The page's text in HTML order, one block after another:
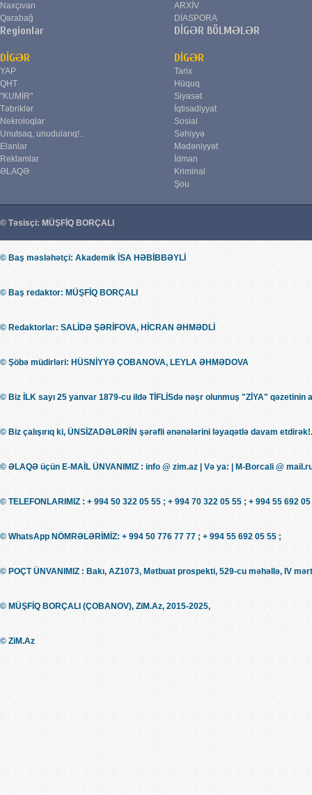
Naxçıvan
Qarabağ
Regionlar
ARXİV
DİASPORA
DİGƏR BÖLMƏLƏR
DİGƏR
YAP
QHT
"KUMİR"
Təbriklər
Nekroloqlar
Unutsaq, unudularıq!..
Elanlar
Reklamlar
ƏLAQƏ
DİGƏR
Tarix
Hüquq
Siyasət
İqtisadiyyat
Sosial
Səhiyyə
Mədəniyyət
İdman
Kriminal
Şou
© Təsisçi: MÜŞFİQ BORÇALI
© Baş məsləhətçi: Akademik İSA HƏBİBBƏYLİ
© Baş redaktor: MÜŞFİQ BORÇALI
© Redaktorlar: SALİDƏ ŞƏRİFOVA, HİCRAN ƏHMƏDLİ
© Şöbə müdirləri: HÜSNİYYƏ ÇOBANOVA, LEYLA ƏHMƏDOVA
© Biz İLK sayı 25 yanvar 1879-cu ildə TİFLİSdə nəşr olunmuş "ZİYA" qəzetinin
© Biz çalışırıq ki, ÜNSİZADƏLƏRİN şərəfli ənənələrini ləyaqətlə davam
© ƏLAQƏ üçün E-MAİL ÜNVANIMIZ : info @ zim.az | Və ya: | M-Borcali @
© TELEFONLARIMIZ : + 994 50 322 05 55 ; + 994 70 322 05 55 ; + 994 55 692
© WhatsApp NÖMRƏLƏRİMİZ: + 994 50 776 77 77 ; + 994 55 692 05 55 ;
© POÇT ÜNVANIMIZ : Bakı, AZ1073, Mətbuat prospekti, 529-cu məhəllə, IV
© MÜŞFİQ BORÇALI (ÇOBANOV), ZiM.Az, 2015-2025,
© ZiM.Az